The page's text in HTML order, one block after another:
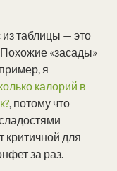
из таблицы — это
«засады»
я
калорий в
, потому что
критичной для
за раз.